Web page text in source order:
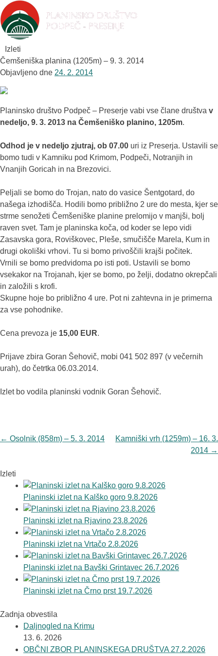
Izleti
Čemšeniška planina (1205m) – 9. 3. 2014
Objavljeno dne 24. 2. 2014
Planinsko društvo Podpeč – Preserje vabi vse člane društva v
nedeljo, 9. 3. 2013 na Čemšeniško planino, 1205m.
Odhod je v nedeljo zjutraj, ob 07.00 uri iz Preserja. Ustavili se
bomo tudi v Kamniku pod Krimom, Podpeči, Notranjih in
Vnanjih Goricah in na Brezovici.
Peljali se bomo do Trojan, nato do vasice Šentgotard, do
našega izhodišča. Hodili bomo približno 2 ure do mesta, kjer se
strme senožeti Čemšeniške planine prelomijo v manjši, bolj
raven svet. Tam je planinska koča, od koder se lepo vidi
Zasavska gora, Roviškovec, Pleše, smučišče Marela, Kum in
drugi okoliški vrhovi. Tu si bomo privoščili krajši počitek.
Vrnili se bomo predvidoma po isti poti. Ustavili se bomo
vsekakor na Trojanah, kjer se bomo, po želji, dodatno okrepčali
in založili s krofi.
Skupne hoje bo približno 4 ure. Pot ni zahtevna in je primerna
za vse pohodnike.
Cena prevoza je 15,00 EUR.
Prijave zbira Goran Šehovič, mobi 041 502 897 (v večernih
urah), do četrtka 06.03.2014.
Izlet bo vodila planinski vodnik Goran Šehovič.
Navigacija
← Osolnik (858m) – 5. 3. 2014
Kamniški vrh (1259m) – 16. 3.
2014 →
Izleti
Planinski izlet na Kalško goro 9.8.2026
Planinski izlet na Rjavino 23.8.2026
Planinski izlet na Vrtačo 2.8.2026
Planinski izlet na Bavški Grintavec 26.7.2026
Planinski izlet na Črno prst 19.7.2026
Zadnja obvestila
Daljnogled na Krimu
13. 6. 2026
OBČNI ZBOR PLANINSKEGA DRUŠTVA 27.2.2026